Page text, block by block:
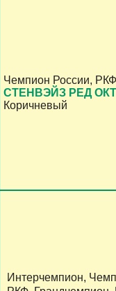
Чемпион России, РКФ
СТЕНВЭЙЗ РЕД
Коричневый
Интерчемпион,